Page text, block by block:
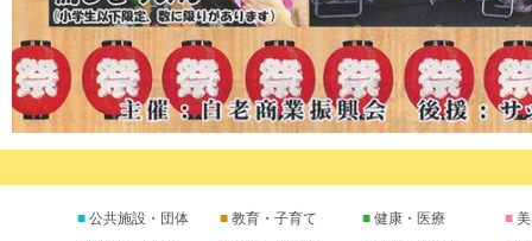
公共施設・団体 教育・子育て 健康・医療